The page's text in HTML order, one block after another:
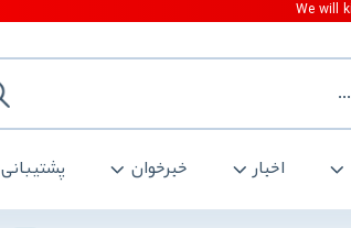
اخبار خبرخوان پشتیبانی